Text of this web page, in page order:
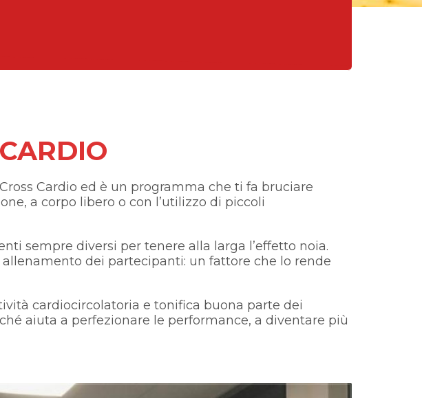
Cardio ed è un programma che ti fa bruciare
a corpo libero o con l’utilizzo di piccoli
sempre diversi per tenere alla larga l’effetto noia.
allenamento dei partecipanti: un fattore che lo rende
cardiocircolatoria e tonifica buona parte dei
aiuta a perfezionare le performance, a diventare più